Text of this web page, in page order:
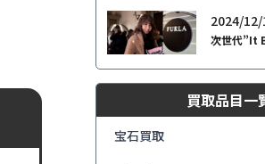
2024/12/
次世代”It
買取品目一
宝石買取